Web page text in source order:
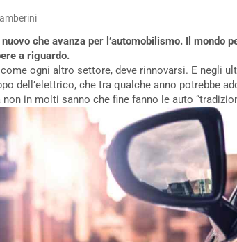
che avanza per l’automobilismo. Il mondo
a riguardo.
ogni altro settore, deve rinnovarsi. E negli
dell’elettrico, che tra qualche anno potrebbe
non in molti sanno che fine fanno le auto